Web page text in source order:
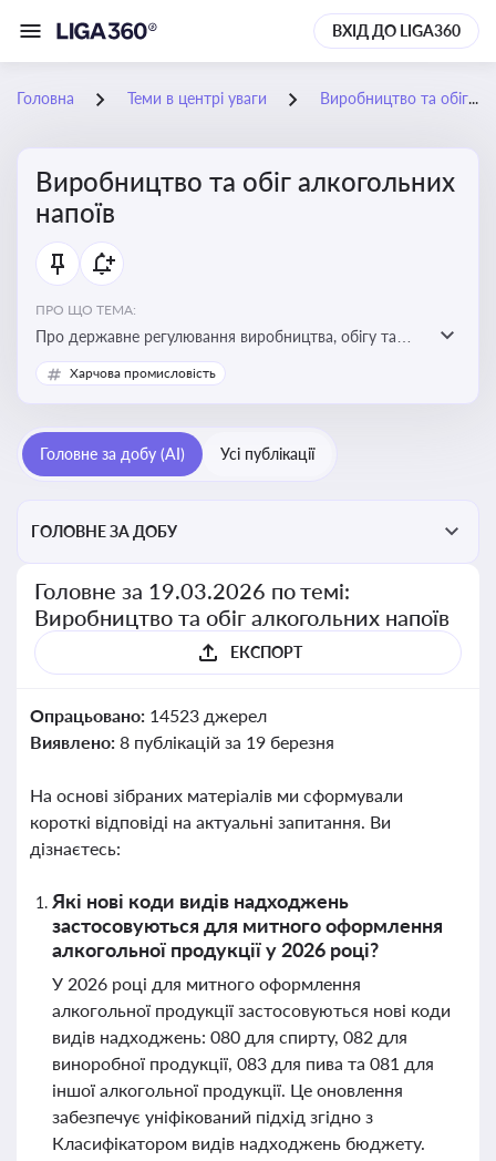
ВХІД ДО LIGA360
Головна Теми в центрі уваги Виробництво та обіг алкогольних напоїв
Виробництво та обіг алкогольних
напоїв
ПРО ЩО ТЕМА:
Про державне регулювання виробництва, обігу та
оподаткування алкогольної продукції, про
ліцензування та правові ризики
Харчова промисловість
Головне за добу (AI) Усі публікації
ГОЛОВНЕ ЗА ДОБУ
Головне за 19.03.2026 по темі:
Виробництво та обіг алкогольних напоїв
ЕКСПОРТ
Опрацьовано: 14523 джерел
Виявлено: 8 публікацій за 19 березня
На основі зібраних матеріалів ми сформували
короткі відповіді на актуальні запитання. Ви
дізнаєтесь:
Які нові коди видів надходжень
застосовуються для митного оформлення
алкогольної продукції у 2026 році?
У 2026 році для митного оформлення
алкогольної продукції застосовуються нові коди
видів надходжень: 080 для спирту, 082 для
виноробної продукції, 083 для пива та 081 для
іншої алкогольної продукції. Це оновлення
забезпечує уніфікований підхід згідно з
Класифікатором видів надходжень бюджету.